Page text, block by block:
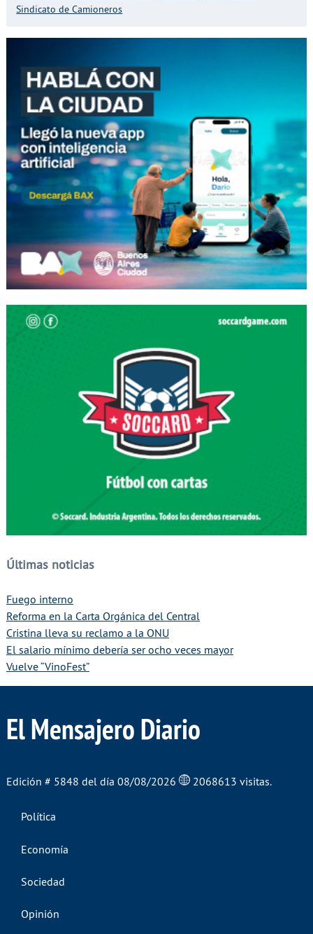
Sindicato de Camioneros
Últimas noticias
Fuego interno
Reforma en la Carta Orgánica del Central
Cristina lleva su reclamo a la ONU
El salario mínimo debería ser ocho veces mayor
Vuelve “VinoFest”
El Mensajero Diario
Edición # 5848 del día 08/08/2026 2068613 visitas.
Política
Economía
Sociedad
Opinión